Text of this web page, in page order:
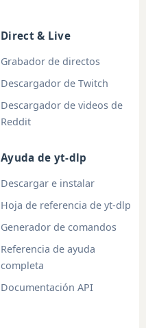
Direct & Live
Grabador de directos
Descargador de Twitch
Descargador de videos de
Reddit
Ayuda de yt-dlp
Descargar e instalar
Hoja de referencia de yt-dlp
Generador de comandos
Referencia de ayuda
completa
Documentación API